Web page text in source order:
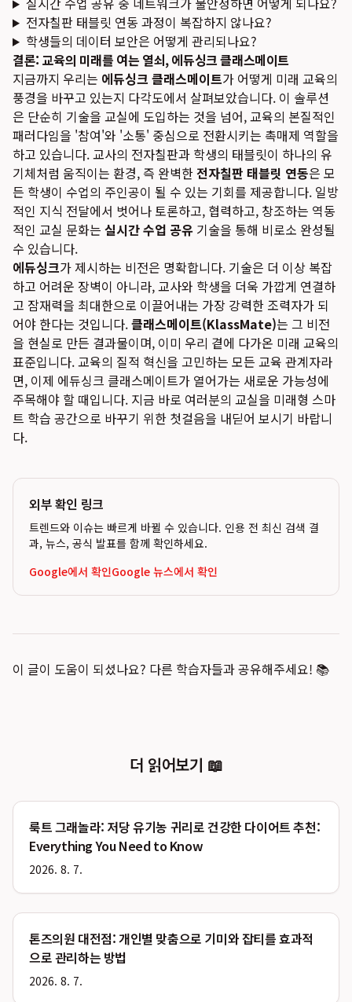
전자칠판 태블릿 연동 과정이 복잡하지 않나요?
학생들의 데이터 보안은 어떻게 관리되나요?
결론: 교육의 미래를 여는 열쇠, 에듀싱크 클래스메이트
지금까지 우리는 에듀싱크 클래스메이트가 어떻게 미래 교육의
풍경을 바꾸고 있는지 다각도에서 살펴보았습니다. 이 솔루션
은 단순히 기술을 교실에 도입하는 것을 넘어, 교육의 본질적인
패러다임을 '참여'와 '소통' 중심으로 전환시키는 촉매제 역할을
하고 있습니다. 교사의 전자칠판과 학생의 태블릿이 하나의 유
기체처럼 움직이는 환경, 즉 완벽한전자칠판 태블릿 연동은 모
든 학생이 수업의 주인공이 될 수 있는 기회를 제공합니다. 일방
적인 지식 전달에서 벗어나 토론하고, 협력하고, 창조하는 역동
적인 교실 문화는 실시간 수업 공유 기술을 통해 비로소 완성될
수 있습니다.
에듀싱크가 제시하는 비전은 명확합니다. 기술은 더 이상 복잡
하고 어려운 장벽이 아니라, 교사와 학생을 더욱 가깝게 연결하
고 잠재력을 최대한으로 이끌어내는 가장 강력한 조력자가 되
어야 한다는 것입니다.클래스메이트(KlassMate)는 그 비전
을 현실로 만든 결과물이며, 이미 우리 곁에 다가온 미래 교육의
표준입니다. 교육의 질적 혁신을 고민하는 모든 교육 관계자라
면, 이제 에듀싱크 클래스메이트가 열어가는 새로운 가능성에
주목해야 할 때입니다. 지금 바로 여러분의 교실을 미래형 스마
트 학습 공간으로 바꾸기 위한 첫걸음을 내딛어 보시기 바랍니
다.
외부 확인 링크
트렌드와 이슈는 빠르게 바뀔 수 있습니다. 인용 전 최신 검색 결
과, 뉴스, 공식 발표를 함께 확인하세요.
Google에서 확인Google 뉴스에서 확인
이 글이 도움이 되셨나요? 다른 학습자들과 공유해주세요! 📚
더 읽어보기 📖
룩트 그래놀라: 저당 유기농 귀리로 건강한 다이어트 추천:
Everything You Need to Know
2026. 8. 7.
톤즈의원 대전점: 개인별 맞춤으로 기미와 잡티를 효과적
으로 관리하는 방법
2026. 8. 7.